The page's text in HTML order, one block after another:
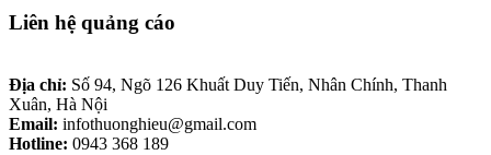
Liên hệ quảng cáo
Địa chỉ: Số 94, Ngõ 126 Khuất Duy Tiến, Nhân Chính, Thanh
Xuân, Hà Nội
Email: infothuonghieu@gmail.com
Hotline: 0943 368 189